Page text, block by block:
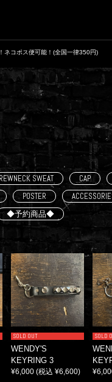
ネコポス便可能！(全国一律350円)
SWEAT CAP
POSTER
◆予約商品◆
SOLD OUT
WENDY'S
KEYRING 3
¥6,000 (税込 ¥6,600)
SOLD